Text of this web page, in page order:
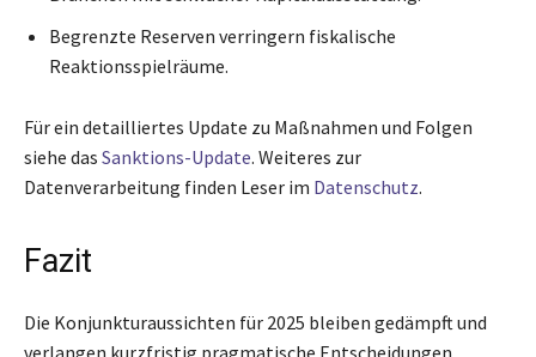
Begrenzte Reserven verringern fiskalische
Reaktionsspielräume.
Für ein detailliertes Update zu Maßnahmen und Folgen
siehe das Sanktions-Update. Weiteres zur
Datenverarbeitung finden Leser im Datenschutz.
Fazit
Die Konjunkturaussichten für 2025 bleiben gedämpft und
verlangen kurzfristig pragmatische Entscheidungen.